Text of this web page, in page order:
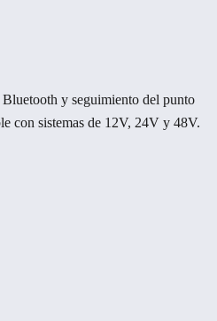
y seguimiento del punto
con sistemas de 12V, 24V y 48V.